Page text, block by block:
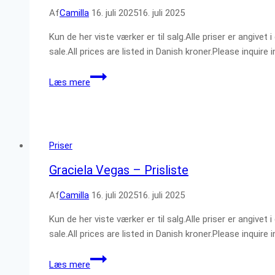
AfCamilla 16. juli 202516. juli 2025
Kun de her viste værker er til salg.Alle priser er angivet
sale.All prices are listed in Danish kroner.Please
Læs mere
Lydia
Lee
Priser
Graciela Vegas – Prisliste
AfCamilla 16. juli 202516. juli 2025
Kun de her viste værker er til salg.Alle priser er angivet
sale.All prices are listed in Danish kroner.Please
Læs mere
Graciela
Vegas